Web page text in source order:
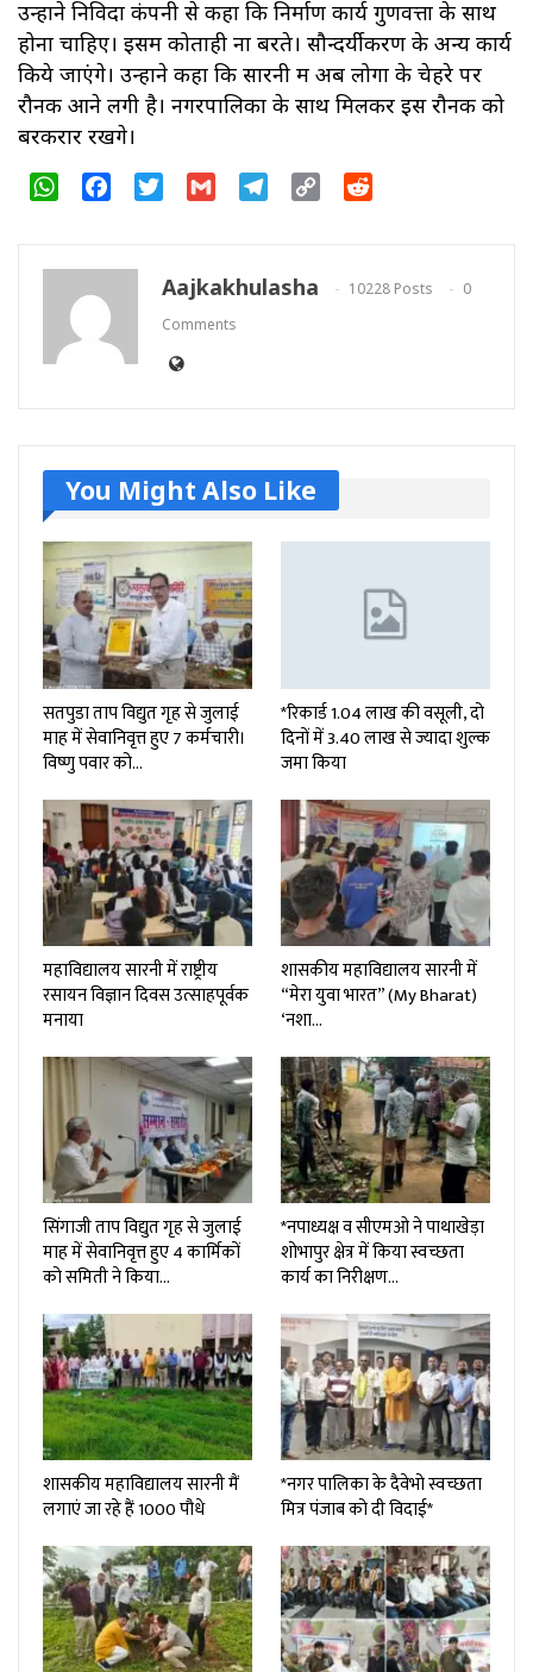
उन्होंने निविदा कंपनी से कहा कि निर्माण कार्य गुणवत्ता के साथ
होना चाहिए। इसमें कोताही ना बरते। सौन्दर्यीकरण के अन्य कार्य
किये जाएंगे। उन्होंने कहा कि सारनी में अब लोगों के चेहरे पर
रौनक आने लगी है। नगरपालिका के साथ मिलकर इस रौनक को
बरकरार रखेंगे।
WhatsAppFacebookTwitter Gmail Telegram
Copy
Aajkakhulasha 10228 Posts
0
Comments
You Might Also Like
सतपुडा ताप विद्युत गृह से जुलाई
माह में सेवानिवृत्त हुए 7 कर्मचारी।
विष्णु पवार को…
*रिकार्ड 1.04 लाख की वसूली, दो
दिनों में 3.40 लाख से ज्यादा शुल्क
जमा किया
महाविद्यालय सारनी में राष्ट्रीय
रसायन विज्ञान दिवस उत्साहपूर्वक
मनाया
शासकीय महाविद्यालय सारनी में
“मेरा युवा भारत” (My Bharat)
‘नशा…
सिंगाजी ताप विद्युत गृह से जुलाई
माह में सेवानिवृत्त हुए 4 कार्मिकों
को समिती ने किया…
*नपाध्यक्ष व सीएमओ ने पाथाखेड़ा
शोभापुर क्षेत्र में किया स्वच्छता
कार्य का निरीक्षण…
शासकीय महाविद्यालय सारनी मैं
लगाएं जा रहे हैं 1000 पौधे
*नगर पालिका के दैवेभो स्वच्छता
मित्र पंजाब को दी विदाई*